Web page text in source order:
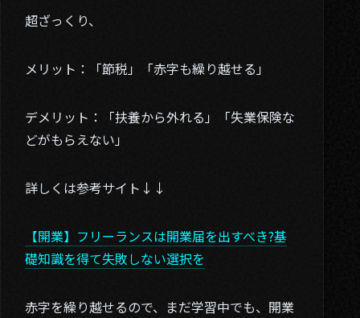
02. Works
03. Blog
04. Contact
Twitter
超ざっくり、
メリット：「節税」「赤字も繰り越せる」
デメリット：「扶養から外れる」「失業保険な
どがもらえない」
詳しくは参考サイト↓↓
【開業】フリーランスは開業届を出すべき?基
礎知識を得て失敗しない選択を
赤字を繰り越せるので、まだ学習中でも、開業